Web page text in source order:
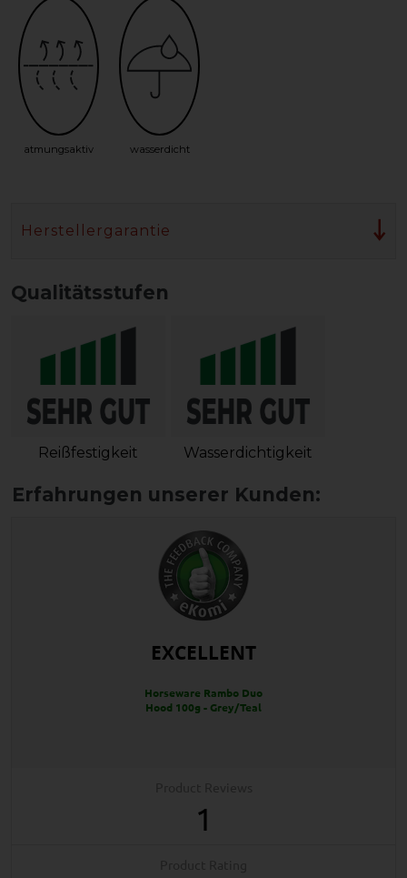
atmungsaktiv wasserdicht
Herstellergarantie
Qualitätsstufen
Reißfestigkeit Wasserdichtigkeit
EXCELLENT
Horseware Rambo Duo
Hood 100g - Grey/Teal
1